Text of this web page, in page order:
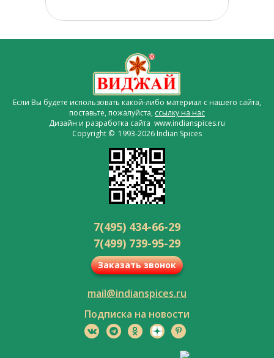
Если Вы будете использовать какой-либо материал с нашего сайта,
поставьте, пожалуйста, ссылку на нас
Дизайн и разработка сайта www.indianspices.ru
Copyright © 1993-2026 Indian Spices
7(495) 434-66-29
7(499) 739-95-29
Заказать звонок
mail@indianspices.ru
Подписка на новости